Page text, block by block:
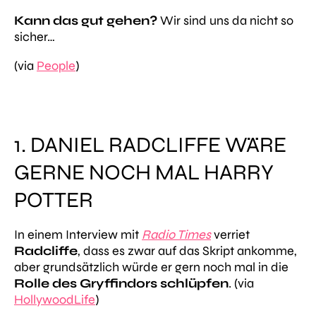
Kann das gut gehen?Wir sind uns da nicht so
sicher…
(via People)
1. DANIEL RADCLIFFE WÄRE
GERNE NOCH MAL HARRY
POTTER
In einem Interview mit Radio Timesverriet
Radcliffe, dass es zwar auf das Skript ankomme,
aber grundsätzlich würde er gern noch mal in die
Rolle des Gryffindors schlüpfen. (via
HollywoodLife)